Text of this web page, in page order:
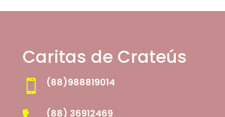
Caritas de Crateús
 (88)988819014
(88) 36912469